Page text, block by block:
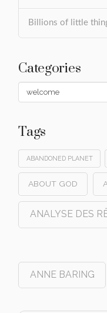
Billions of little
Categories
Categories
Tags
ABANDONED PLANET
ABOUT GOD
ANALYSE DES
ANNE BARING